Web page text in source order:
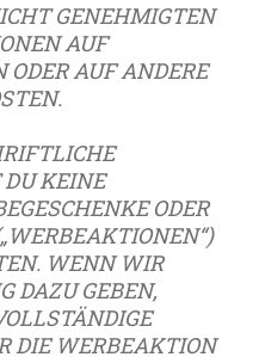
GENEHMIGTEN
AUF
ODER AUF ANDERE
KEINE
ODER
WENN WIR
DAZU GEBEN,
DIE WERBEAKTION